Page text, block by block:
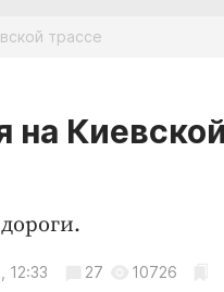
трассе
на Киевской
12:33 27 10726